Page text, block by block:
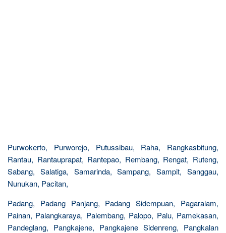
Purwokerto, Purworejo, Putussibau, Raha, Rangkasbitung,
Rantau, Rantauprapat, Rantepao, Rembang, Rengat, Ruteng,
Sabang, Salatiga, Samarinda, Sampang, Sampit, Sanggau,
Nunukan, Pacitan,
Padang, Padang Panjang, Padang Sidempuan, Pagaralam,
Painan, Palangkaraya, Palembang, Palopo, Palu, Pamekasan,
Pandeglang, Pangkajene, Pangkajene Sidenreng, Pangkalan